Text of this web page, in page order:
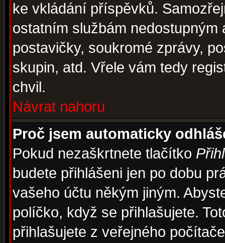
ke vkládání příspěvků.
ostatním službám
postavičky, soukromé zprávy,
skupin, atd. Vřele vám tedy
chvil.
Návrat nahoru
Proč jsem automaticky
Pokud nezaškrtnete tlačítko
budete přihlášeni jen po dobu
vašeho účtu někým jiným.
políčko, když se přihlašujete.
přihlašujete z veřejného